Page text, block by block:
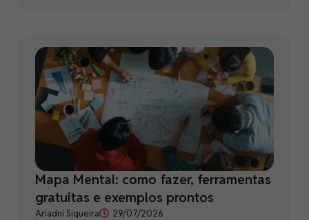
Mapa Mental: como fazer, ferramentas
gratuitas e exemplos prontos
Ariadni Siqueira 29/07/2026